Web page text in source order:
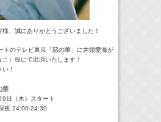
、誠にありがとうございました！
トのテレビ東京「惡の華」に井頭愛海が
）役にて出演いたします！
！
華
9日（木）スタート
24:30